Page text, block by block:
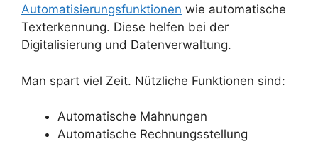
Automatisierungsfunktionen wie automatische
Texterkennung. Diese helfen bei der
Digitalisierung und Datenverwaltung.
Man spart viel Zeit. Nützliche Funktionen sind:
Automatische Mahnungen
Automatische Rechnungsstellung